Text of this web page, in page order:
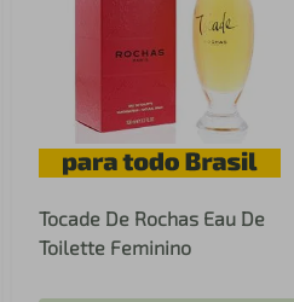
Tocade De Rochas Eau De
Toilette Feminino